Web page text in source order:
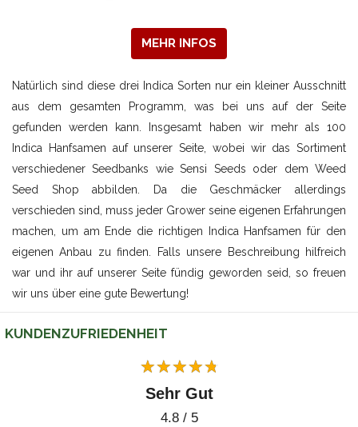
MEHR INFOS
Natürlich sind diese drei Indica Sorten nur ein kleiner Ausschnitt
aus dem gesamten Programm, was bei uns auf der Seite
gefunden werden kann. Insgesamt haben wir mehr als 100
Indica Hanfsamen auf unserer Seite, wobei wir das Sortiment
verschiedener Seedbanks wie Sensi Seeds oder dem Weed
Seed Shop abbilden. Da die Geschmäcker allerdings
verschieden sind, muss jeder Grower seine eigenen Erfahrungen
machen, um am Ende die richtigen Indica Hanfsamen für den
eigenen Anbau zu finden. Falls unsere Beschreibung hilfreich
war und ihr auf unserer Seite fündig geworden seid, so freuen
wir uns über eine gute Bewertung!
KUNDENZUFRIEDENHEIT
Sehr Gut
4.8 / 5